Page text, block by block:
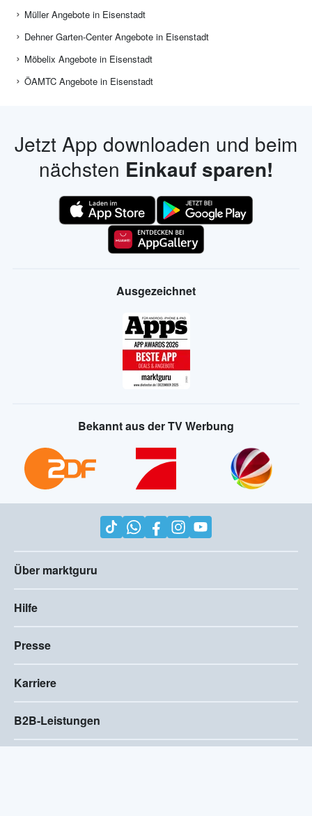
Müller Angebote in Eisenstadt
Dehner Garten-Center Angebote in Eisenstadt
Möbelix Angebote in Eisenstadt
ÖAMTC Angebote in Eisenstadt
Jetzt App downloaden und beim
nächsten Einkauf sparen!
Ausgezeichnet
Bekannt aus der TV Werbung
Über marktguru
Hilfe
Presse
Karriere
B2B-Leistungen